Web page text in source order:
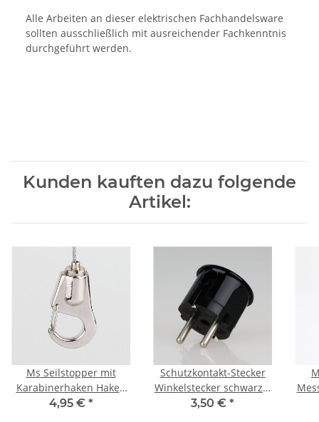
Alle Arbeiten an dieser elektrischen Fachhandelsware
sollten ausschließlich mit ausreichender Fachkenntnis
durchgeführt werden.
Kunden kauften dazu folgende
Artikel:
Ms Seilstopper mit
Karabinerhaken Haken
21,0 mm vernickelt 10,54,95 € *
Schutzkontakt-Stecker
Winkelstecker schwarz –
250V/16A – mit
3,50 € *